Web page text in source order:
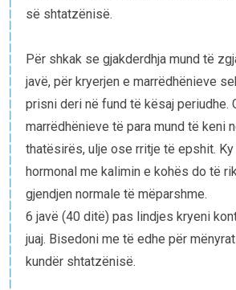
së shtatzënisë.
Për shkak se gjakderdhja mund të
javë, për kryerjen e marrëdhënieve
prisni deri në fund të kësaj periudhe.
marrëdhënieve të para mund të keni
thatësirës, ulje ose rritje të epshit.
hormonal me kalimin e kohës do të
gjendjen normale të mëparshme.
6 javë (40 ditë) pas lindjes kryeni
juaj. Bisedoni me të edhe për
kundër shtatzënisë.